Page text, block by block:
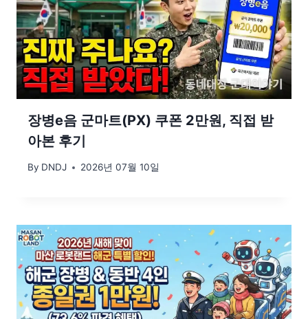
장병e음 군마트(PX) 쿠폰 2만원, 직접 받
아본 후기
By DNDJ 2026년 07월 10일